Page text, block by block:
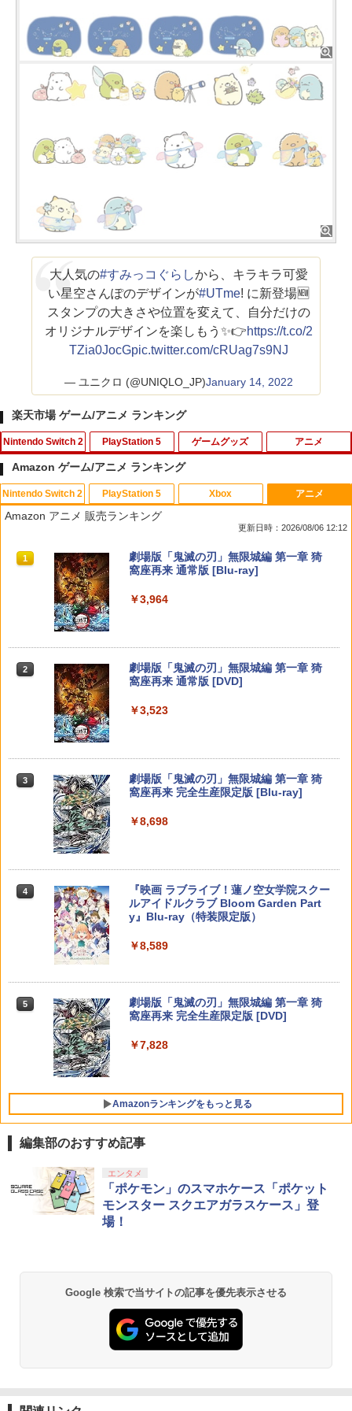
大人気の#すみっコぐらしから、キラキラ可愛
い星空さんぽのデザインが#UTme! に新登場🆕
スタンプの大きさや位置を変えて、自分だけの
オリジナルデザインを楽しもう✨👉https://t.co/2
TZia0JocGpic.twitter.com/cRUag7s9NJ
— ユニクロ (@UNIQLO_JP)January 14, 2022
楽天市場 ゲーム/アニメ ランキング
Nintendo Switch 2
1
スーパー マリオパーティ ジャンボリー
Nintendo Switch 2 Edition ＋ ジャンボ
リーTV Switch 2【ポスト投函】
￥7,882
2年保証
3
【8/05.8/10限定！お買い物マラソン×5の
つく日｜ポイント最大49.5倍】【新品未
開封】バイオハザード レクイエム 通常
版/Switch 2【日曜日以外即日発送】※レ
4
【特典】ドラゴンクエストVII Reimagin
ed NintendoSwitch2版(40周年スライム
アクリルチャーム)
￥7,987
5
【特典】ほの暮しの庭 switch2版(【初
回外付特典】切り取れるクリアカード)
￥8,118
PlayStation 5
1
【早期購入特典付き】【2026年10月29
日発売】 スパイクチュンソフト｜Spike
Chunsoft Dune: Awakening【PS5】
￥5,740
ァイバータオル付★
3
【特典】BLUE REFLECTION Quartet:
少女たちのキセキ PS5版(【早期購入特
典】特別フォトフレーム「Quartet」)
4
【特典】STEINS;GATE RE:BOOT PS5
版(【早期購入同梱特典】「STEINS;GAT
E 変移空間のオクテット」DLC)
￥6,358
5
【楽天ブックス限定特典+特典】SILENT
HILL: Townfall(アクリルキーホルダー+
【早期購入封入特典】DLCチラシ)
￥7,480
ゲームグッズ
1
NewスーパーマリオブラザーズWii ノコ
ノコエアホッケー
テレビ麻雀ゲーム 家庭用 麻雀ゲーム 一
者 シニア プレゼント 父親 祖父 おうち時
間 敬老の日 父の日 ギフト 3ヶ月保証 EF
-HO09
3 【中古】ファイナルファンタジーIV
￥3,799
ーム 4タイトル収録 HDMI 差すだけ ワイ
ヤレスコントローラー 付き 麻雀 将棋 脳
トレ ゲーム イーハトーヴォ物語 サラブ
レッドブリーダー3 KTFC-008B【メール
便送料無料】
5
ゲーム&ウオッチ スーパーマリオブラザ
アニメ
1
スマイルスライム ラメでキラキラ！キー
ホルダー キングスライム
【BLU-R】超かぐや姫！ Blu-ray通常版
空の兵 大坂冬の陣 篇ー【Blu-ray】 [ 本
Amazon ゲーム/アニメ ランキング
Nintendo Switch 2
1
スプラトゥーン レイダース|オンライン
コード版
￥5,832
2 スプラトゥーン レイダース -Switch2
3 Nintendo Switch 2(日本語・国内専用)
4
ニンテンドープリペイド番号 9000円|オ
ンラインコード版
￥9,000
5
ニンテンドープリペイド番号 5000円|オ
ンラインコード版
￥5,000
PlayStation 5
1
PlayStation 5 デジタル・エディション
日本語専用 Console Language: Japan
2
Beast of Reincarnation -PS5 【特典】
プロダクトコード 封入
￥7,286
3
【純正品】ディスクドライブ(CFI-ZDD1
J) PlayStation 5
￥11,849
トローラー ミッドナイト ブラック(CFI-
ZCT2J01)
トローラー(CFI-ZCT2J)
Xbox
1
Xbox プリペイドカード 10,000円 デジ
タルコード 【旧 Xbox ギフトカード】
2
Xbox プリペイドカード 1,000円 デジタ
ルコード 【旧 Xbox ギフトカード】 [オ
3
【純正品】Xbox ワイヤレス コントロー
ラー + USB-C® ケーブル
￥8,300
4
Xbox プリペイドカード 5,000円 デジタ
ルコード 【旧 Xbox ギフトカード】 [オ
ンラインコード]
5
【純正品】Xbox ワイヤレス コントロー
ラー (ロボット ホワイト)
アニメ
Amazon アニメ 販売ランキング
更新日時：2026/08/06 12:12
1
劇場版「鬼滅の刃」無限城編 第一章 猗
窩座再来 通常版 [Blu-ray]
￥3,964
2
劇場版「鬼滅の刃」無限城編 第一章 猗
窩座再来 通常版 [DVD]
￥3,523
3
劇場版「鬼滅の刃」無限城編 第一章 猗
窩座再来 完全生産限定版 [Blu-ray]
￥8,698
4
『映画 ラブライブ！蓮ノ空女学院スクー
ルアイドルクラブ Bloom Garden Part
y』Blu-ray（特装限定版）
￥8,589
5
劇場版「鬼滅の刃」無限城編 第一章 猗
窩座再来 完全生産限定版 [DVD]
￥7,828
Amazonランキングをもっと見る
編集部のおすすめ記事
エンタメ
「ポケモン」のスマホケース「ポケット
モンスター スクエアガラスケース」登
場！
Google 検索で当サイトの記事を優先表示させる